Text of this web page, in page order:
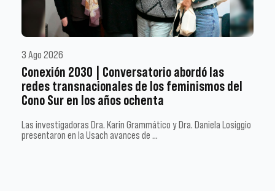
3 Ago 2026
Conexión 2030 | Conversatorio abordó las
redes transnacionales de los feminismos del
Cono Sur en los años ochenta
Las investigadoras Dra. Karin Grammático y Dra. Daniela Losiggio
presentaron en la Usach avances de …